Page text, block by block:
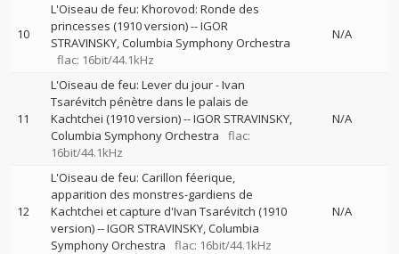
10
L'Oiseau de feu: Khorovod: Ronde des
princesses (1910 version)--IGOR
STRAVINSKY Columbia Symphony Orchestra
flac: 16bit/44.1kHz
N/A
11
L'Oiseau de feu: Lever du jour - Ivan
Tsarévitch pénètre dans le palais de
Kachtchei (1910 version)--IGOR STRAVINSKY
Columbia Symphony Orchestra
flac:
16bit/44.1kHz
N/A
12
L'Oiseau de feu: Carillon féerique,
apparition des monstres-gardiens de
Kachtchei et capture d'Ivan Tsarévitch (1910
version)--IGOR STRAVINSKY Columbia
Symphony Orchestra
flac: 16bit/44.1kHz
N/A